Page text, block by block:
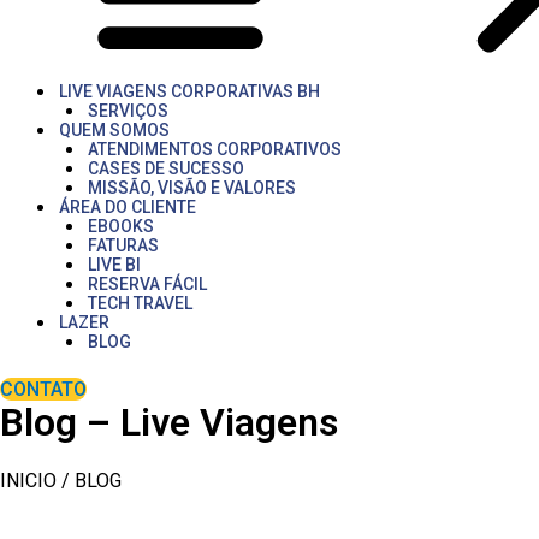
LIVE VIAGENS CORPORATIVAS BH
SERVIÇOS
QUEM SOMOS
ATENDIMENTOS CORPORATIVOS
CASES DE SUCESSO
MISSÃO, VISÃO E VALORES
ÁREA DO CLIENTE
EBOOKS
FATURAS
LIVE BI
RESERVA FÁCIL
TECH TRAVEL
LAZER
BLOG
CONTATO
Blog – Live Viagens
INICIO / BLOG